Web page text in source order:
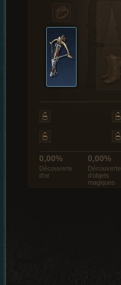
0,00%
Découverte
d’or
0,00%
Découverte
d’objets
magiques